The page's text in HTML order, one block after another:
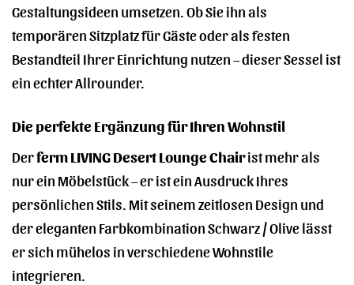
Gestaltungsideen umsetzen. Ob Sie ihn als
temporären Sitzplatz für Gäste oder als festen
Bestandteil Ihrer Einrichtung nutzen – dieser Sessel ist
ein echter Allrounder.
Die perfekte Ergänzung für Ihren Wohnstil
Derferm LIVING Desert Lounge Chairist mehr als
nur ein Möbelstück – er ist ein Ausdruck Ihres
persönlichen Stils. Mit seinem zeitlosen Design und
der eleganten Farbkombination Schwarz / Olive lässt
er sich mühelos in verschiedene Wohnstile
integrieren.